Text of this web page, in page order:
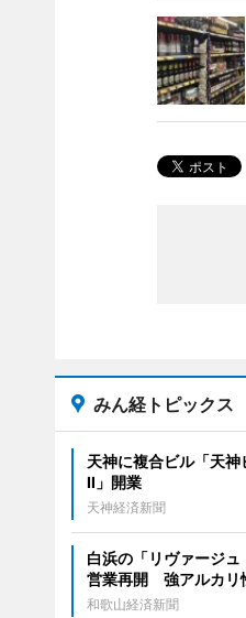
みん経トピックス
天神に複合ビル「天
II」開業
天神経済新聞
白浜の「リヴァージュ
営業再開 強アルカリ
和歌山経済新聞